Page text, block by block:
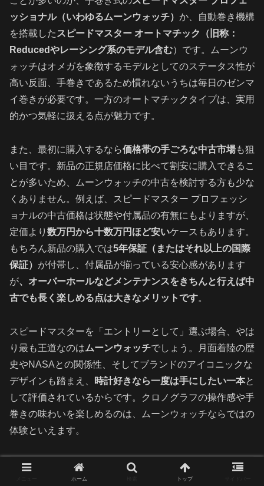
ッショナル（いわゆるムーンウォッチ） か、自動巻き機構
を搭載した スピードマスター オートマチック（旧称：
Reducedやレーシング系のモデル含む）です。ムーンウ
ォッチはオメガを象徴するモデルとしてのステータス性が
高い反面、手巻きであるため慣れないうちは毎日のゼンマ
イ巻きが必要です。一方のオートマチックタイプは、実用
的かつ気軽に扱える点が魅力です。
また、最初に購入するなら価格帯の手ごろな中古市場も狙
い目です。新品の正規店価格に比べて割安に購入できるこ
とが多いため、ムーンウォッチの中古を検討する方も少な
くありません。例えば、スピードマスター プロフェッシ
ョナルの中古価格は状態や付属品の有無にもよりますが、
定価より 数万円から十数万円ほど安いケースもあります。
もちろん新品の購入では5年保証（またはそれ以上の国際
保証） が付帯し、付属品が揃っている安心感があります
が、オーバーホールなどメンテナンスをきちんと行えば中
古でも長く楽しめる点は大きなメリットです。
スピードマスターを「エントリーとして」選ぶ場合、やは
り最も王道なのはムーンウォッチでしょう。月面着陸の歴
史やNASAとの関係性、そしてブランドのアイコニックな
デザインも踏まえ、
時計好きなら一度は手にしたい一本と
して評価されているからです。クロノグラフの操作感や手
巻きの味わいを楽しめるのは、ムーンウォッチならではの
体験といえます。
シーマスター最初に購入すべきエントリーモ
ホーム トップ